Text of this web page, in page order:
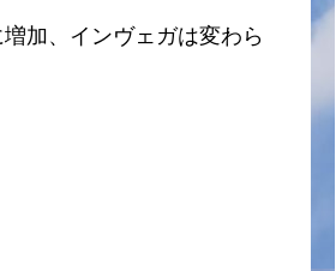
加、インヴェガは変わら